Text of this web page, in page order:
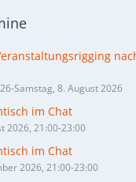
Samstag, 8. August 2026
im Chat
2026, 21:00-23:00
im Chat
2026, 21:00-23:00